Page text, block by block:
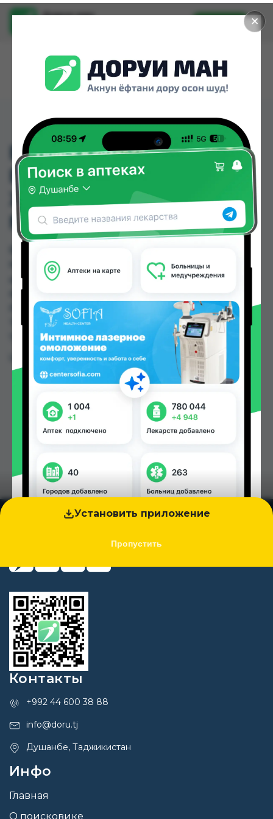
✕
Установить приложение
Пропустить
Доруи ман
Установить
ВИТАМИШКА С
ВИТАМИН С
ЖЕВАТИЛЬНИЙ
МАРМЕЛАД
МАРМЕЛАД можно купить или заказать в
аптеках, Авиценна, Аптека Нур (Nur), Арча, Дору
РОМАШКА, Дорухона Эдем №1 по цене от 1.00
TJS до 150.00 TJS в Душанбе и других городах
Таджикистана
Цена: от1.00 TJS
Контакты
+992 44 600 38 88
info@doru.tj
Душанбе, Таджикистан
Инфо
Главная
О поисковике